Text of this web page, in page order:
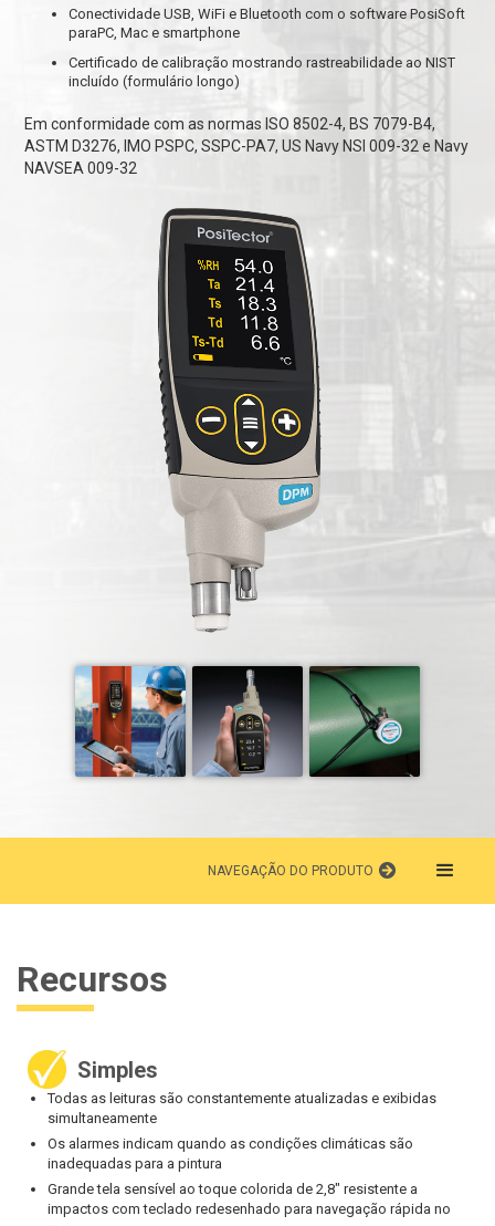
Conectividade USB, WiFi e Bluetooth com o software PosiSoft
paraPC, Mac e smartphone
Certificado de calibração mostrando rastreabilidade ao NIST
incluído (formulário longo)
Em conformidade com as normas ISO 8502-4, BS 7079-B4,
ASTM D3276, IMO PSPC, SSPC-PA7, US Navy NSI 009-32 e Navy
NAVSEA 009-32
NAVEGAÇÃO DO PRODUTO
Recursos
Simples
Todas as leituras são constantemente atualizadas e exibidas
simultaneamente
Os alarmes indicam quando as condições climáticas são
inadequadas para a pintura
Grande tela sensível ao toque colorida de 2,8" resistente a
impactos com teclado redesenhado para navegação rápida no